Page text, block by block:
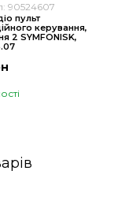
90524607
пульт
керування,
2 SYMFONISK,